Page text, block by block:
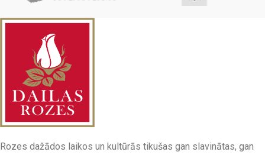
Rozes dažādos laikos un kultūrās tikušas gan slavinātas, gan